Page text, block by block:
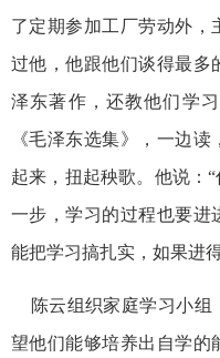
了定期参加工厂劳动外，
过他，他跟他们谈得最多
泽东著作，还教他们学
《毛泽东选集》，一边
起来，扭起秧歌。他说：
一步，学习的过程也要进
能把学习搞扎实，如果进
陈云组织家庭学习小组
望他们能够培养出自学的